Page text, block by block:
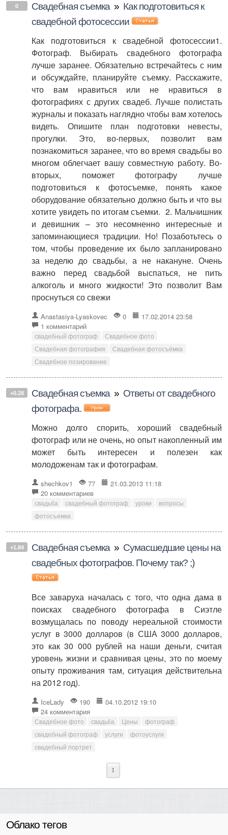
0 Свадебная съемка » Как подготовиться к
свадебной фотосессии
Как подготовиться к свадебной фотосессии1.
Фотограф. Выбирать свадебного фотографа
лучше заранее. Обязательно встречайтесь с ним
и обсуждайте, планируйте съемку. Расскажите,
что вам нравиться или не нравиться в
фотографиях с других свадеб. Лучше полистать
журналы и показать наглядно чтобы вам хотелось
видеть. Опишите план подготовки невесты,
прогулки. Это, во-первых, позволит вам
познакомиться заранее, что во время свадьбы во
многом облегчает вашу совместную работу. Во-
вторых, поможет фотографу лучше
подготовиться к фотосъемке, понять какое
оборудование обязательно должно быть и что вы
хотите увидеть по итогам съемки. 2. Мальчишник
и девишник – это несомненно интересные и
запоминающиеся традиции. Но! Позаботьтесь о
том, чтобы проведение их было запланировано
за неделю до свадьбы, а не накануне. Очень
важно перед свадьбой выспаться, не пить
алкоголь и много жидкости! Это позволит Вам
проснуться со свежи
Anastasiya-Lyaskovec 0
17.02.2014 23:58
1 комментарий
свадебный фотограф
Свадебное фото
Свадебная фотография
Свадебная фотосъёмка
Свадебное позирование
+0.28 Свадебная съемка » Ответы от свадебного
фотографа.
Можно долго спорить, хороший свадебный
фотограф или не очень, но опыт накопленный им
может быть интересен и полезен как
молодоженам так и фотографам.
shechkov1 77
21.03.2013 11:18
20 комментариев
свадьба свадебный фотограф уроки
вопросы
фотосъемка
+1.84 Свадебная съемка » Сумасшедшие цены на
свадебных фотографов. Почему так? ;)
Все заваруха началась с того, что одна дама в
поисках свадебного фотографа в Сиэтле
возмущалась по поводу нереальной стоимости
услуг в 3000 долларов (в США 3000 долларов,
это как 30 000 рублей на наши деньги, считая
уровень жизни и сравнивая цены, это по моему
опыту проживания там, ситуация действительна
на 2012 год).
IceLady 190
04.10.2012 19:10
24 комментария
Свадебное фото свадьба Цены
фотограф
свадебный фотограф
услуги
фотоуслуги
свадебный портрет
1
Облако тегов